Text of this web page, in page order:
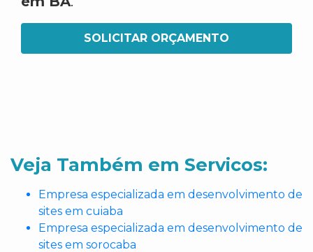
SOLICITAR ORÇAMENTO
Veja Também em Servicos:
Empresa especializada em desenvolvimento de
sites em cuiaba
Empresa especializada em desenvolvimento de
sites em sorocaba